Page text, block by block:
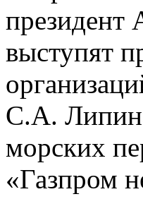
президент
выступят
С.А.
морских
«Газпром